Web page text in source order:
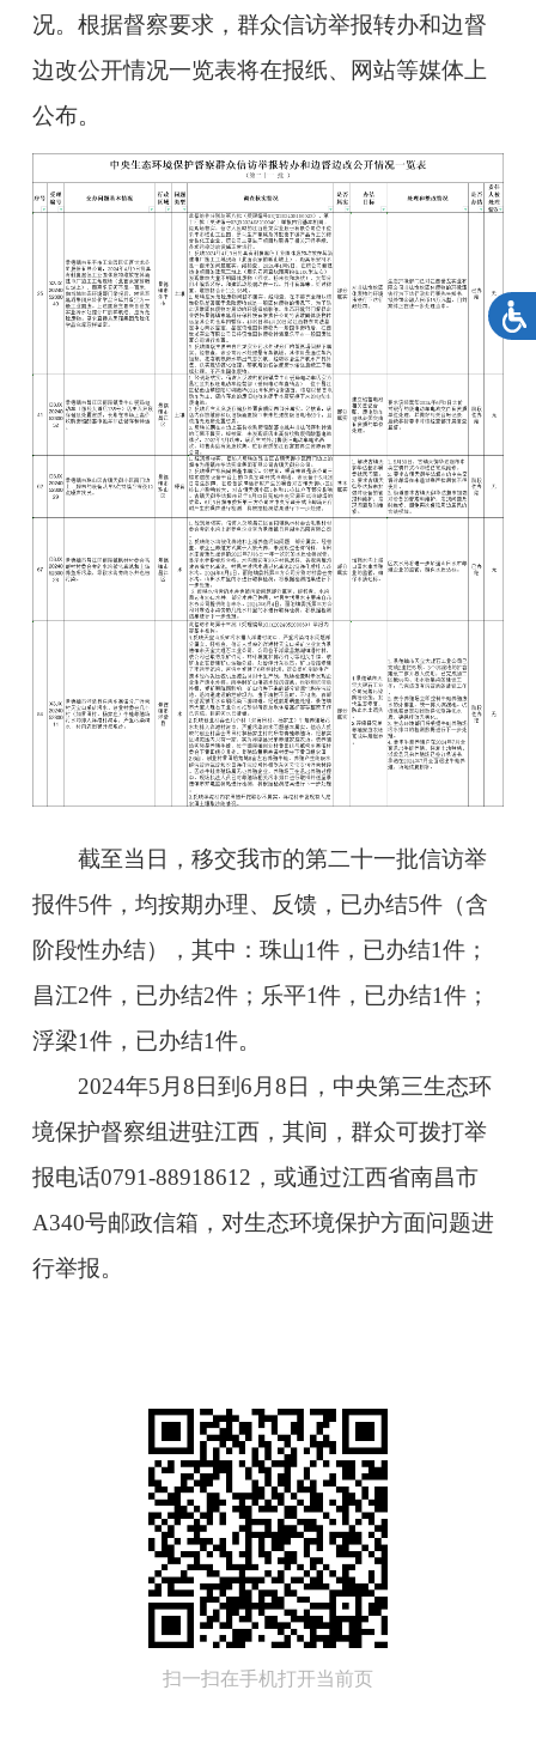
况。根据督察要求，群众信访举报转办和边督
边改公开情况一览表将在报纸、网站等媒体上
公布。
截至当日，移交我市的第二十一批信访举
报件5件，均按期办理、反馈，已办结5件（含
阶段性办结），其中：珠山1件，已办结1件；
昌江2件，已办结2件；乐平1件，已办结1件；
浮梁1件，已办结1件。
2024年5月8日到6月8日，中央第三生态环
境保护督察组进驻江西，其间，群众可拨打举
报电话0791-88918612，或通过江西省南昌市
A340号邮政信箱，对生态环境保护方面问题进
行举报。
扫一扫在手机打开当前页